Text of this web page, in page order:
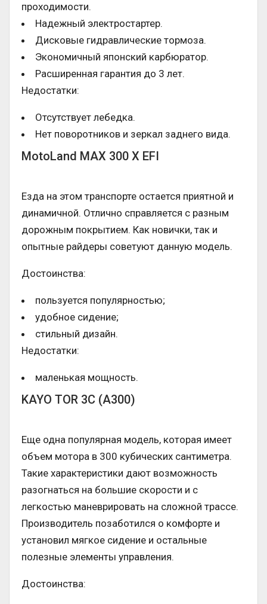
проходимости.
Надежный электростартер.
Дисковые гидравлические тормоза.
Экономичный японский карбюратор.
Расширенная гарантия до 3 лет.
Недостатки:
Отсутствует лебедка.
Нет поворотников и зеркал заднего вида.
MotoLand MAX 300 X EFI
Езда на этом транспорте остается приятной и
динамичной. Отлично справляется с разным
дорожным покрытием. Как новички, так и
опытные райдеры советуют данную модель.
Достоинства:
пользуется популярностью;
удобное сидение;
стильный дизайн.
Недостатки:
маленькая мощность.
KAYO TOR 3C (A300)
Еще одна популярная модель, которая имеет
объем мотора в 300 кубических сантиметра.
Такие характеристики дают возможность
разогнаться на большие скорости и с
легкостью маневрировать на сложной трассе.
Производитель позаботился о комфорте и
установил мягкое сидение и остальные
полезные элементы управления.
Достоинства: